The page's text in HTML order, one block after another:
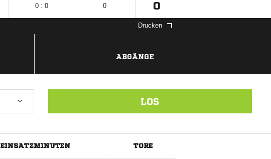
0 : 0 0 0
Drucken
ABGÄNGE
LOS
EINSATZMINUTEN TORE